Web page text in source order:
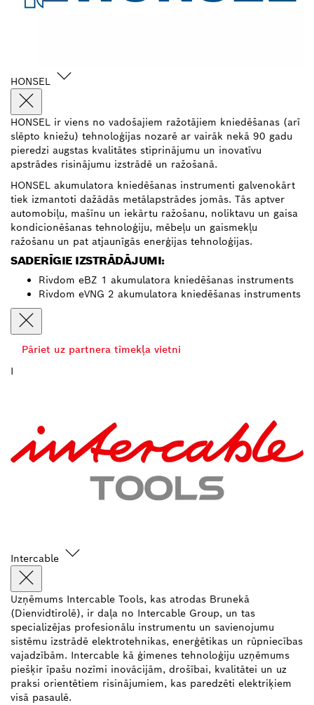
HONSEL
HONSEL ir viens no vadošajiem ražotājiem kniedēšanas (arī
slēpto kniežu) tehnoloģijas nozarē ar vairāk nekā 90 gadu
pieredzi augstas kvalitātes stiprinājumu un inovatīvu
apstrādes risinājumu izstrādē un ražošanā.
HONSEL akumulatora kniedēšanas instrumenti galvenokārt
tiek izmantoti dažādās metālapstrādes jomās. Tās aptver
automobiļu, mašīnu un iekārtu ražošanu, noliktavu un gaisa
kondicionēšanas tehnoloģiju, mēbeļu un gaismekļu
ražošanu un pat atjaunīgās enerģijas tehnoloģijas.
SADERĪGIE IZSTRĀDĀJUMI:
Rivdom eBZ 1 akumulatora kniedēšanas instruments
Rivdom eVNG 2 akumulatora kniedēšanas instruments
Pāriet uz partnera tīmekļa vietni
I
Intercable
Uzņēmums Intercable Tools, kas atrodas Brunekā
(Dienvidtirolē), ir daļa no Intercable Group, un tas
specializējas profesionālu instrumentu un savienojumu
sistēmu izstrādē elektrotehnikas, enerģētikas un rūpniecības
vajadzībām. Intercable kā ģimenes tehnoloģiju uzņēmums
piešķir īpašu nozīmi inovācijām, drošībai, kvalitātei un uz
praksi orientētiem risinājumiem, kas paredzēti elektriķiem
visā pasaulē.